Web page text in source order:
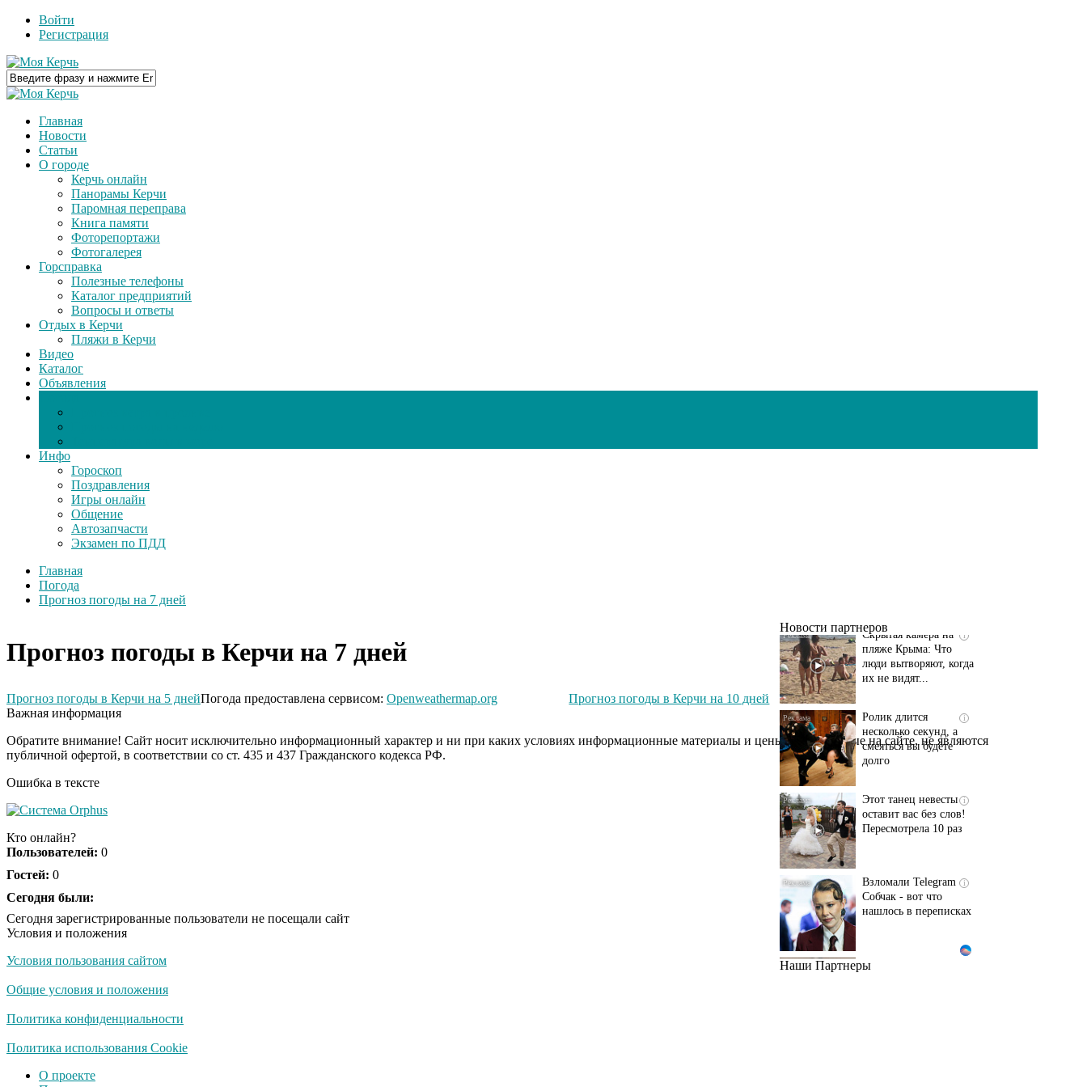
Войти
Регистрация
Главная
Новости
Статьи
О городе
Керчь онлайн
Панорамы Керчи
Паромная переправа
Книга памяти
Фоторепортажи
Фотогалерея
Горсправка
Полезные телефоны
Каталог предприятий
Вопросы и ответы
Отдых в Керчи
Пляжи в Керчи
Видео
Каталог
Объявления
Инфо
Гороскоп
Поздравления
Игры онлайн
Общение
Автозапчасти
Экзамен по ПДД
Главная
Погода
Прогноз погоды на 7 дней
Прогноз погоды в Керчи на 7 дней
Прогноз погоды в Керчи на 5 дней Прогноз погоды в Керчи на 10 дней
Погода предоставлена сервисом: Openweathermap.org
Новости партнеров
i
Ролик длится
несколько секунд, а
i
Этот танец невесты
оставит вас без слов!
Взломали Telegram
i
Ролик длится пару
Наши Партнеры
Важная информация
Обратите внимание! Сайт носит исключительно информационный характер и ни при каких условиях информационные материалы и цены, размещенные на сайте, не являются
публичной офертой, в соответствии со ст. 435 и 437 Гражданского кодекса РФ.
Ошибка в тексте
Кто онлайн?
Пользователей: 0
Гостей: 0
Сегодня были:
Сегодня зарегистрированные пользователи не посещали сайт
Условия и положения
Условия пользования сайтом
Общие условия и положения
Политика конфиденциальности
Политика использования Cookie
О проекте